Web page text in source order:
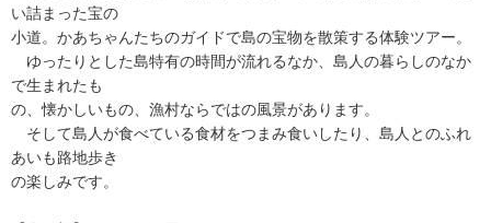
い詰まった宝の
小道。かあちゃんたちのガイドで島の宝物を散策する体験ツアー。
ゆったりとした島特有の時間が流れるなか、島人の暮らしのなか
で生まれたも
の、懐かしいもの、漁村ならではの風景があります。
そして島人が食べている食材をつまみ食いしたり、島人とのふれ
あいも路地歩き
の楽しみです。